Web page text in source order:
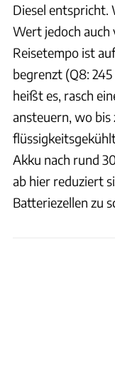
Diesel entspricht.
Wert jedoch auch
Reisetempo ist
begrenzt (Q8:
heißt es, rasch
ansteuern, wo
Akku nach rund
ab hier reduziert
Batteriezellen zu